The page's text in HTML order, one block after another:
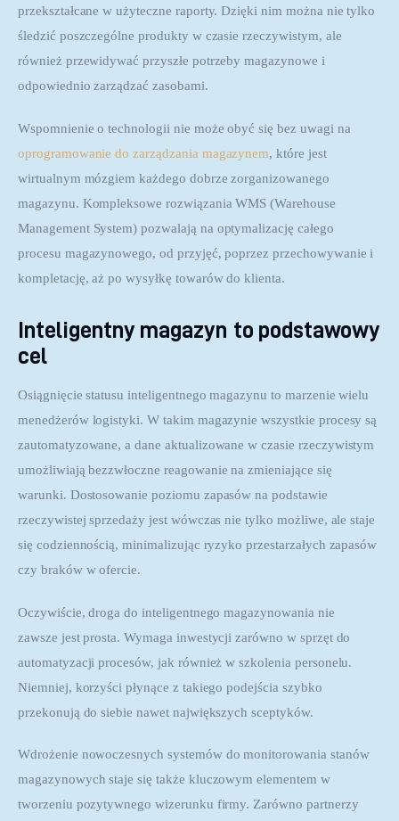
przekształcane w użyteczne raporty. Dzięki nim można nie tylko
śledzić poszczególne produkty w czasie rzeczywistym, ale
również przewidywać przyszłe potrzeby magazynowe i
odpowiednio zarządzać zasobami.
Wspomnienie o technologii nie może obyć się bez uwagi na
oprogramowanie do zarządzania magazynem, które jest
wirtualnym mózgiem każdego dobrze zorganizowanego
magazynu. Kompleksowe rozwiązania WMS (Warehouse
Management System) pozwalają na optymalizację całego
procesu magazynowego, od przyjęć, poprzez przechowywanie i
kompletację, aż po wysyłkę towarów do klienta.
Inteligentny magazyn to podstawowy
cel
Osiągnięcie statusu inteligentnego magazynu to marzenie wielu
menedżerów logistyki. W takim magazynie wszystkie procesy są
zautomatyzowane, a dane aktualizowane w czasie rzeczywistym
umożliwiają bezzwłoczne reagowanie na zmieniające się
warunki. Dostosowanie poziomu zapasów na podstawie
rzeczywistej sprzedaży jest wówczas nie tylko możliwe, ale staje
się codziennością, minimalizując ryzyko przestarzałych zapasów
czy braków w ofercie.
Oczywiście, droga do inteligentnego magazynowania nie
zawsze jest prosta. Wymaga inwestycji zarówno w sprzęt do
automatyzacji procesów, jak również w szkolenia personelu.
Niemniej, korzyści płynące z takiego podejścia szybko
przekonują do siebie nawet największych sceptyków.
Wdrożenie nowoczesnych systemów do monitorowania stanów
magazynowych staje się także kluczowym elementem w
tworzeniu pozytywnego wizerunku firmy. Zarówno partnerzy